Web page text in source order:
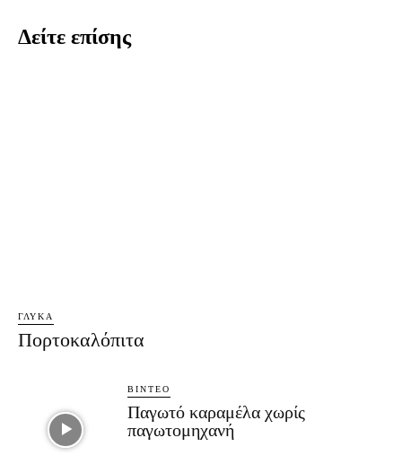
Δείτε επίσης
ΓΛΥΚΆ
Πορτοκαλόπιτα
ΒΊΝΤΕΟ
Παγωτό καραμέλα χωρίς
παγωτομηχανή